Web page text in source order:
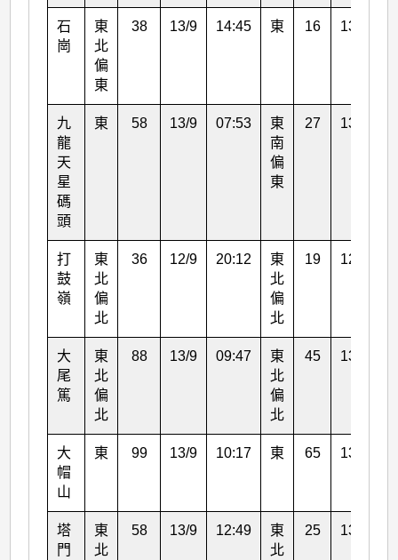
石
崗
東
北
偏
東
38 13/9 14:45 東 16 13/9
九
龍
天
星
碼
頭
東 58 13/9 07:53
東
南
偏
東
27 13/9
打
鼓
嶺
東
北
偏
北
36 12/9 20:12
東
北
偏
北
19 12/9
大
尾
篤
東
北
偏
北
88 13/9 09:47
東
北
偏
北
45 13/9
大
帽
山
東 99 13/9 10:17 東 65 13/9
塔
門
東
北
58 13/9 12:49
東
北
25 13/9